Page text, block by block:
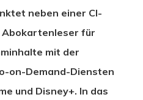
neben einer CI-
für
mit der
on-Demand-Diensten
und Disney+. In das